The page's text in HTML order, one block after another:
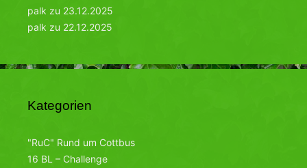
palk zu 23.12.2025
palk zu 22.12.2025
Kategorien
"RuC" Rund um Cottbus
16 BL – Challenge